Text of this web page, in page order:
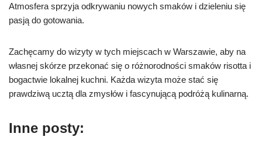
Atmosfera sprzyja odkrywaniu nowych smaków i dzieleniu się
pasją do gotowania.
Zachęcamy do wizyty w tych miejscach w Warszawie, aby na
własnej skórze przekonać się o różnorodności smaków risotta i
bogactwie lokalnej kuchni. Każda wizyta może stać się
prawdziwą ucztą dla zmysłów i fascynującą podróżą kulinarną.
Inne posty: